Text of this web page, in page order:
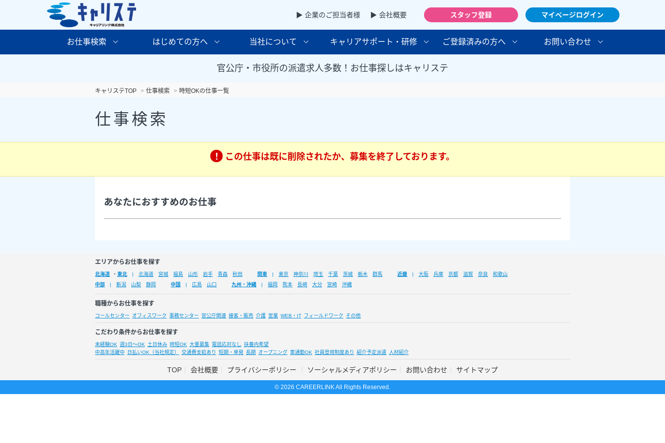
▶ 企業のご担当者様 ▶ 会社概要 スタッフ登録 マイページログイン
お仕事検索 はじめての方へ 当社について キャリアサポート・研修 ご登録済みの方へ お問い合わせ
官公庁・市役所の派遣求人多数！お仕事探しはキャリステ
キャリステTOP 仕事検索 時短OKの仕事一覧
仕事検索
この仕事は既に削除されたか、募集を終了しております。
あなたにおすすめのお仕事
エリアからお仕事を探す
北海道 ・ 東北 北海道 宮城 福島 山形 岩手 青森 秋田 関東 東京 神奈川 埼玉 千葉 茨城 栃木 群馬 近畿 大阪 兵庫 京都 滋賀 奈良
和歌山
中部
新潟 山梨 静岡 中国 広島 山口 九州・沖縄 福岡 熊本 長崎 大分 宮崎 沖縄
職種からお仕事を探す
コールセンター オフィスワーク 事務センター 官公庁関連 接客・販売 介護 営業 WEB・IT フィールドワーク その他
こだわり条件からお仕事を探す
未経験OK 週3日～OK 土日休み 時短OK 大量募集 電話応対なし 扶養内希望
中高年活躍中
日払いOK（当社規定） 交通費支給あり 短期・単発 長期 オープニング 車通勤OK 社員登用制度あり 紹介予定派遣 人材紹介
TOP 会社概要 プライバシーポリシー ソーシャルメディアポリシー お問い合わせ サイトマップ
© 2026 CAREERLINK All Rights Reserved.